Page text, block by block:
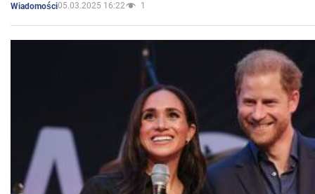
Wiadomości05.03.2025 16:22 1